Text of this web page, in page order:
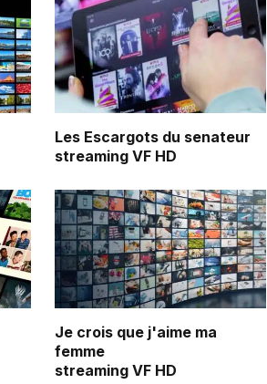
Les Escargots du senateur
streaming VF HD
Je crois que j'aime ma
femme
streaming VF HD